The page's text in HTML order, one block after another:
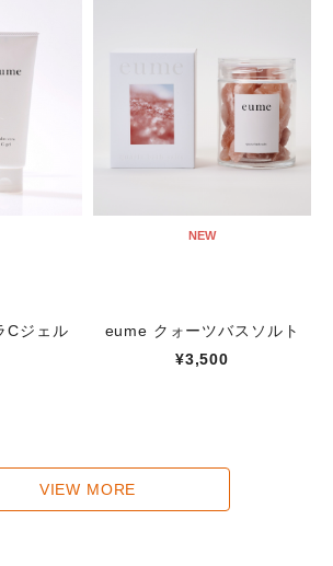
Cジェル
NEW
eume クォーツバスソルト
¥3,500
VIEW MORE